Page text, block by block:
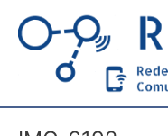
content